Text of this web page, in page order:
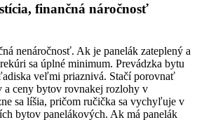
finančná náročnosť
nenáročnosť. Ak je panelák zateplený a
sa úplné minimum. Prevádzka bytu
veľmi priaznivá. Stačí porovnať
a ceny bytov rovnakej rozlohy v
sa líšia, pričom ručička sa vychyľuje v
bytov panelákových. Ak má panelák